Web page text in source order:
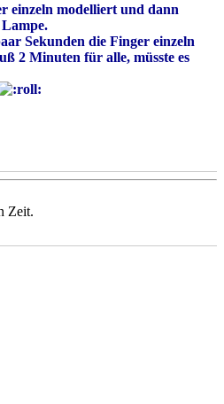
einzeln modelliert und dann
Sekunden die Finger einzeln
2 Minuten für alle, müsste es
Zeit.